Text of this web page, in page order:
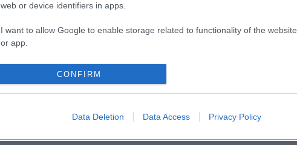
web or device identifiers in apps.
I want to allow Google to enable storage related to functionality of the website
or app.
I want to allow Google to enable storage related to personalization.
I want to allow Google to enable storage related to security, including
CONFIRM
Data Deletion Data Access Privacy Policy